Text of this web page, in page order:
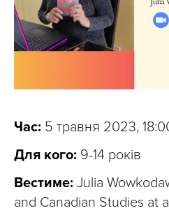
Час: 5 травня 2023,
Для кого: 9-14 років
Вестиме: Julia
and Canadian Studies at